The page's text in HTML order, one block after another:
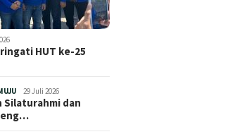
HUT ke-25
29 Juli 2026
Silaturahmi dan